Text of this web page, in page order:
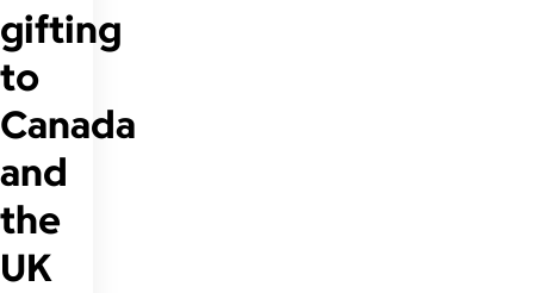
gifting
to
Canada
and
the
UK